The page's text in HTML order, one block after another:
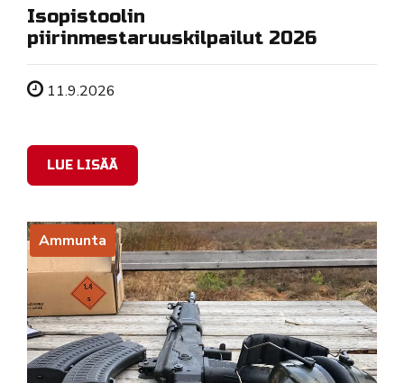
Isopistoolin
piirinmestaruuskilpailut 2026
Tapahtuman ajankohta
11.9.2026
LUE LISÄÄ
Ammunta